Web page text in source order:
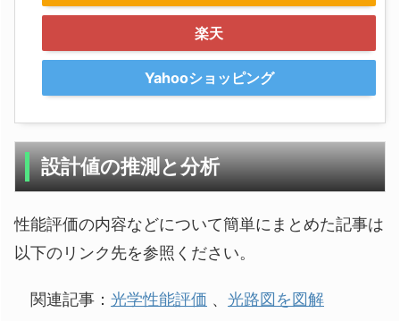
楽天
Yahooショッピング
設計値の推測と分析
性能評価の内容などについて簡単にまとめた記事は
以下のリンク先を参照ください。
関連記事： 光学性能評価 、 光路図を図解